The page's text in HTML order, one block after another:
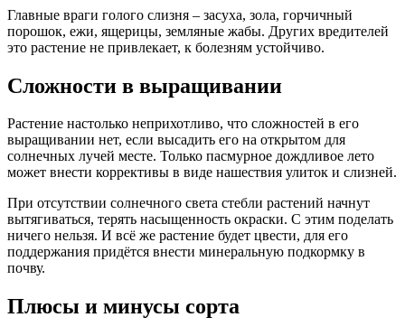
Главные враги голого слизня – засуха, зола, горчичный
порошок, ежи, ящерицы, земляные жабы. Других вредителей
это растение не привлекает, к болезням устойчиво.
Сложности в выращивании
Растение настолько неприхотливо, что сложностей в его
выращивании нет, если высадить его на открытом для
солнечных лучей месте. Только пасмурное дождливое лето
может внести коррективы в виде нашествия улиток и слизней.
При отсутствии солнечного света стебли растений начнут
вытягиваться, терять насыщенность окраски. С этим поделать
ничего нельзя. И всё же растение будет цвести, для его
поддержания придётся внести минеральную подкормку в
почву.
Плюсы и минусы сорта